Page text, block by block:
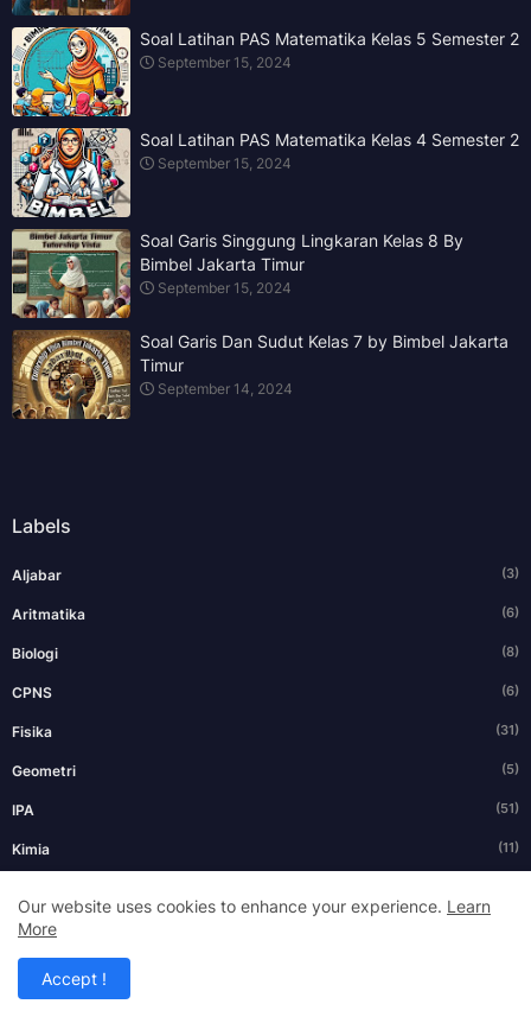
Soal Latihan PAS Matematika Kelas 5 Semester 2
September 15, 2024
Soal Latihan PAS Matematika Kelas 4 Semester 2
September 15, 2024
Soal Garis Singgung Lingkaran Kelas 8 By
Bimbel Jakarta Timur
September 15, 2024
Soal Garis Dan Sudut Kelas 7 by Bimbel Jakarta
Timur
September 14, 2024
Labels
Aljabar (3)
Aritmatika (6)
Biologi (8)
CPNS (6)
Fisika (31)
Geometri (5)
IPA (51)
Kimia (11)
SD
SMA
Our website uses cookies to enhance your experience. Learn
More
Accept !